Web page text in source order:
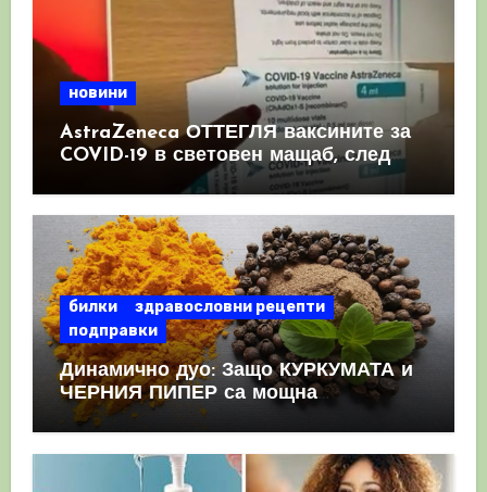
новини
AstraZeneca ОТТЕГЛЯ ваксините за
COVID-19 в световен мащаб, след
като призна, че те причиняват
билки
здравословни рецепти
подправки
Динамично дуо: Защо КУРКУМАТА и
ЧЕРНИЯ ПИПЕР са мощна
комбинация